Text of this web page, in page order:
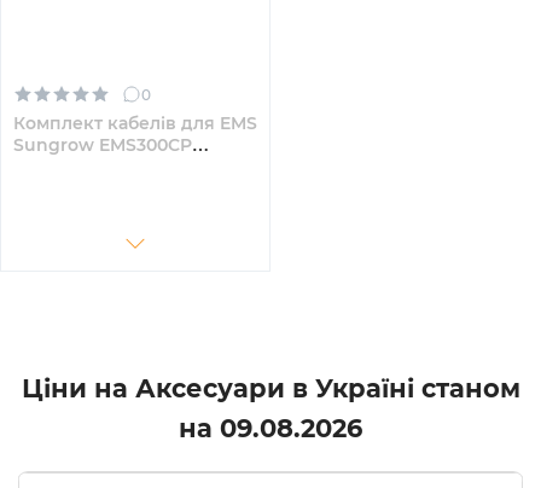
0
Комплект кабелів для EMS
Sungrow EMS300CP
Ціни на Аксесуари в Україні станом
на 09.08.2026